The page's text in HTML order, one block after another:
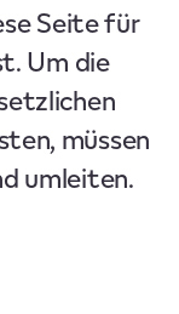
Seite für
Um die
müssen
umleiten.